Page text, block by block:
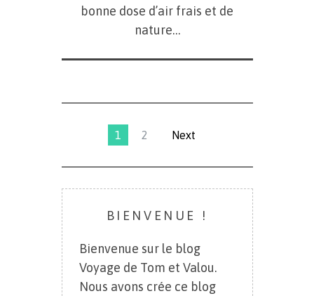
bonne dose d’air frais et de
nature…
1 2 Next
BIENVENUE !
Bienvenue sur le blog
Voyage de Tom et Valou.
Nous avons crée ce blog